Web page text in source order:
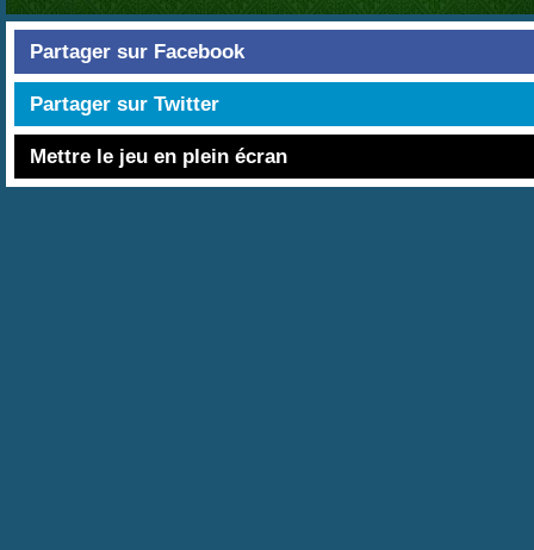
Partager sur Facebook
Partager sur Twitter
Mettre le jeu en plein écran